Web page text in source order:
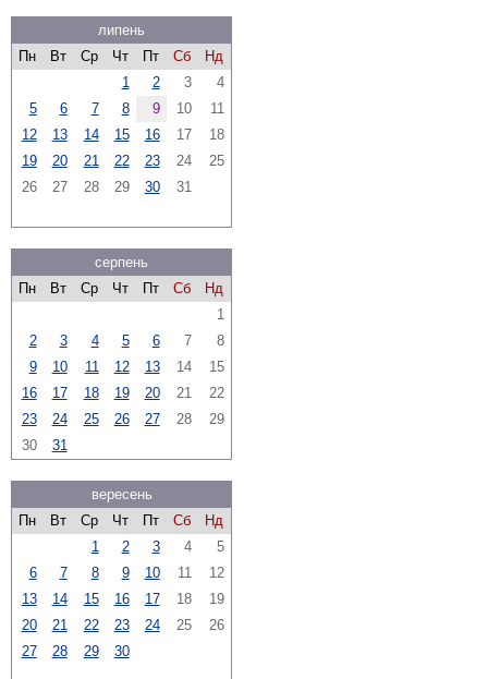
липень
Пн
Вт Ср Чт Пт Сб
Нд
1
2 3
4
5
6 7 8 9 10
11
12
13 14 15 16 17
18
19
20 21 22 23 24
25
26
27 28 29 30 31
серпень
Пн
Вт Ср Чт Пт Сб
Нд
1
2
3 4 5 6 7
8
9
10 11 12 13 14
15
16
17 18 19 20 21
22
23
24 25 26 27 28
29
30
31
вересень
Пн
Вт Ср Чт Пт Сб
Нд
1
2 3 4
5
6
7 8 9 10 11
12
13
14 15 16 17 18
19
20
21 22 23 24 25
26
27
28 29 30